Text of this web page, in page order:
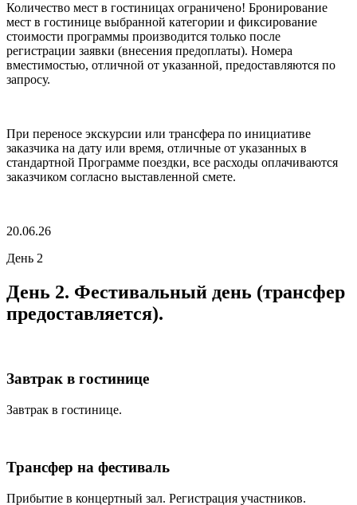
Количество мест в гостиницах ограничено! Бронирование
мест в гостинице выбранной категории и фиксирование
стоимости программы производится только после
регистрации заявки (внесения предоплаты). Номера
вместимостью, отличной от указанной, предоставляются по
запросу.
При переносе экскурсии или трансфера по инициативе
заказчика на дату или время, отличные от указанных в
стандартной Программе поездки, все расходы оплачиваются
заказчиком согласно выставленной смете.
20.06.26
День 2
День 2. Фестивальный день (трансфер
предоставляется).
Завтрак в гостинице
Завтрак в гостинице.
Трансфер на фестиваль
Прибытие в концертный зал. Регистрация участников.